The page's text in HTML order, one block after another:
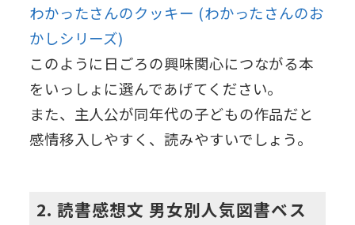
わかったさんのクッキー (わかったさんのお
かしシリーズ)
このように日ごろの興味関心につながる本
をいっしょに選んであげてください。
また、主人公が同年代の子どもの作品だと
感情移入しやすく、読みやすいでしょう。
2. 読書感想文 男女別人気図書ベス